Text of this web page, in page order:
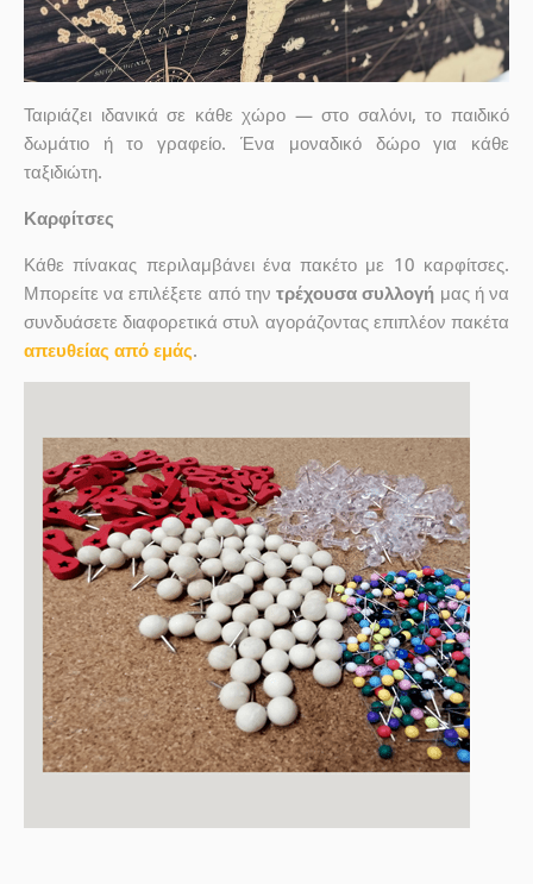
Ταιριάζει ιδανικά σε κάθε χώρο — στο σαλόνι, το παιδικό
δωμάτιο ή το γραφείο. Ένα μοναδικό δώρο για κάθε
ταξιδιώτη.
Καρφίτσες
Κάθε πίνακας περιλαμβάνει ένα πακέτο με 10 καρφίτσες.
Μπορείτε να επιλέξετε από τηντρέχουσα συλλογή μας ή να
συνδυάσετε διαφορετικά στυλ αγοράζοντας επιπλέον πακέτα
απευθείας από εμάς.